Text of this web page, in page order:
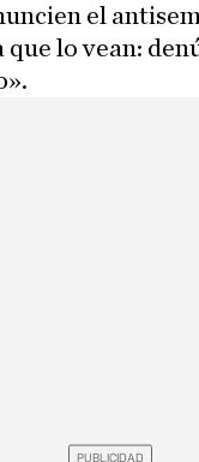
el
que lo vean: